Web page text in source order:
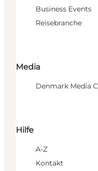
Business Events
Reisebranche
Media
Denmark Media
Hilfe
A-Z
Kontakt